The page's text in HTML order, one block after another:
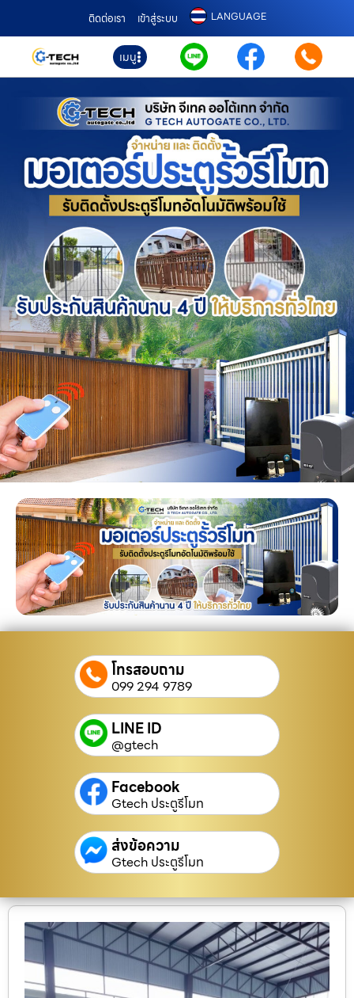
ติดต่อเรา เข้าสู่ระบบ LANGUAGE
เมนู
โทรสอบถาม
099 294 9789
LINE ID
@gtech
Facebook
Gtech ประตูรีโมท
ส่งข้อความ
Gtech ประตูรีโมท